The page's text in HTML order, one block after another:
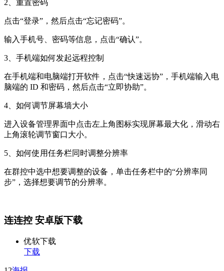
2、重置密码
点击“登录”，然后点击“忘记密码”。
输入手机号、密码等信息，点击“确认”。
3、手机端如何发起远程控制
在手机端和电脑端打开软件，点击“快速远协”，手机端输入电
脑端的 ID 和密码，然后点击“立即协助”。
4、如何调节屏幕墙大小
进入设备管理界面中点击左上角图标实现屏幕最大化，滑动右
上角滚轮调节窗口大小。
5、如何使用任务栏同时调整分辨率
在群控中选中想要调整的设备，单击任务栏中的“分辨率同
步”，选择想要调节的分辨率。
连连控 安卓版下载
优软下载
下载